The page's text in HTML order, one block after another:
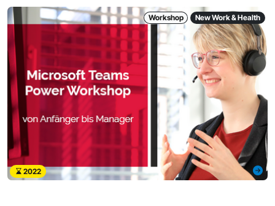
Workshop New Work & Health
2022